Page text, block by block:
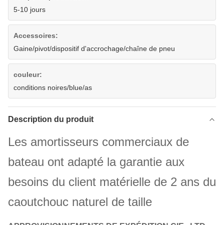
5-10 jours
Accessoires:
Gaine/pivot/dispositif d'accrochage/chaîne de pneu
couleur:
conditions noires/blue/as
Description du produit
Les amortisseurs commerciaux de
bateau ont adapté la garantie aux
besoins du client matérielle de 2 ans du
caoutchouc naturel de taille